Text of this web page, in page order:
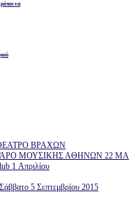
να
ΒΡΑΧΩΝ
ΜΟΥΣΙΚΗΣ ΑΘΗΝΩΝ 22
1 Απριλίου
5 Σεπτεμβρίου 2015